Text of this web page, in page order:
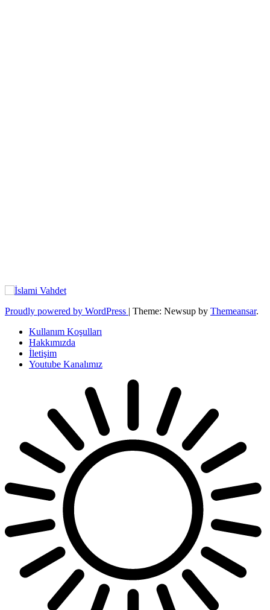
Proudly powered by WordPress | Theme: Newsup by Themeansar.
Kullanım Koşulları
Hakkımızda
İletişim
Youtube Kanalımız